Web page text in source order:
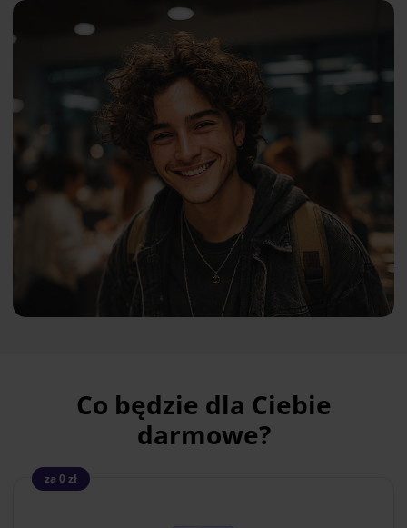
Co będzie dla Ciebie
darmowe?
za 0 zł